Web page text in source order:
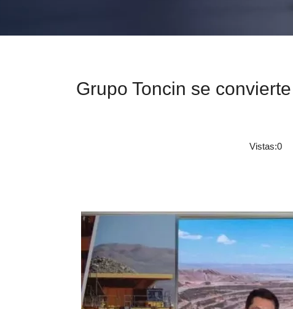
Grupo Toncin se
Vistas:0